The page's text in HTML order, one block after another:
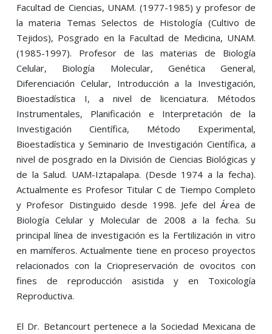
Facultad de Ciencias, UNAM. (1977-1985) y profesor de
la materia Temas Selectos de Histología (Cultivo de
Tejidos), Posgrado en la Facultad de Medicina, UNAM.
(1985-1997). Profesor de las materias de Biología
Celular, Biología Molecular, Genética General,
Diferenciación Celular, Introducción a la Investigación,
Bioestadística I, a nivel de licenciatura. Métodos
Instrumentales, Planificación e Interpretación de la
Investigación Científica, Método Experimental,
Bioestadística y Seminario de Investigación Científica, a
nivel de posgrado en la División de Ciencias Biológicas y
de la Salud. UAM-Iztapalapa. (Desde 1974 a la fecha).
Actualmente es Profesor Titular C de Tiempo Completo
y Profesor Distinguido desde 1998. Jefe del Área de
Biología Celular y Molecular de 2008 a la fecha. Su
principal línea de investigación es la Fertilización in vitro
en mamíferos. Actualmente tiene en proceso proyectos
relacionados con la Criopreservación de ovocitos con
fines de reproducción asistida y en Toxicología
Reproductiva.
El Dr. Betancourt pertenece a la Sociedad Mexicana de